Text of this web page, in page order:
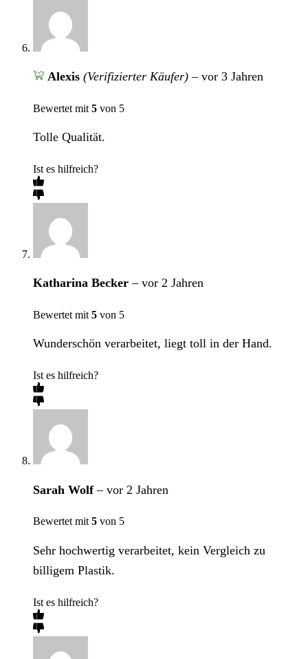
Alexis (Verifizierter Käufer) – vor 3 Jahren
Bewertet mit 5 von 5
Tolle Qualität.
Ist es hilfreich?
Katharina Becker– vor 2 Jahren
Bewertet mit 5 von 5
Wunderschön verarbeitet, liegt toll in der Hand.
Ist es hilfreich?
Sarah Wolf– vor 2 Jahren
Bewertet mit5 von 5
Sehr hochwertig verarbeitet, kein Vergleich zu
billigem Plastik.
Ist es hilfreich?